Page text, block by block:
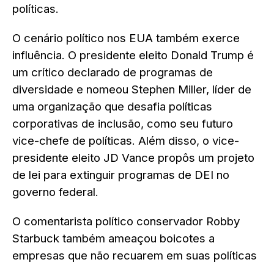
políticas.
O cenário político nos EUA também exerce
influência. O presidente eleito Donald Trump é
um crítico declarado de programas de
diversidade e nomeou Stephen Miller, líder de
uma organização que desafia políticas
corporativas de inclusão, como seu futuro
vice-chefe de políticas. Além disso, o vice-
presidente eleito JD Vance propôs um projeto
de lei para extinguir programas de DEI no
governo federal.
O comentarista político conservador Robby
Starbuck também ameaçou boicotes a
empresas que não recuarem em suas políticas